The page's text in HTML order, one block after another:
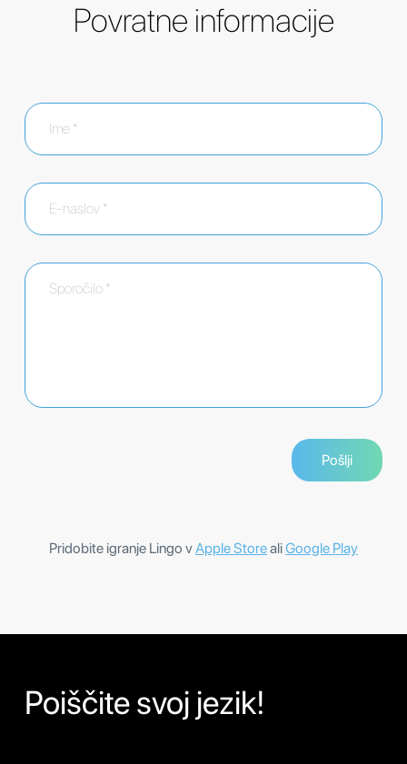
Povratne informacije
Pridobite igranje Lingo vApple StorealiGoogle Play
Poiščite svoj jezik!